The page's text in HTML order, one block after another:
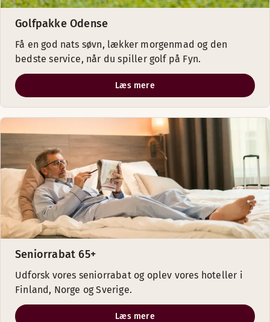
Golfpakke Odense
Få en god nats søvn, lækker morgenmad og den
bedste service, når du spiller golf på Fyn.
Læs mere
Seniorrabat 65+
Udforsk vores seniorrabat og oplev vores hoteller i
Finland, Norge og Sverige.
Læs mere